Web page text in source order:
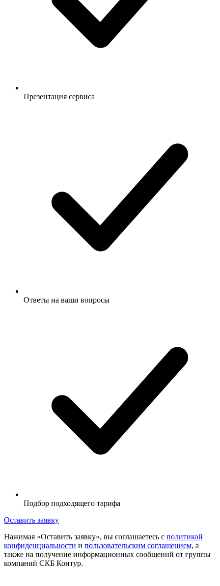
Презентация сервиса
Ответы на ваши вопросы
Подбор подходящего тарифа
Оставить заявку
Нажимая «Оставить заявку», вы соглашаетесь с политикой
конфиденциальности и пользовательским соглашением, а
также на получение информационных сообщений от группы
компаний СКБ Контур.